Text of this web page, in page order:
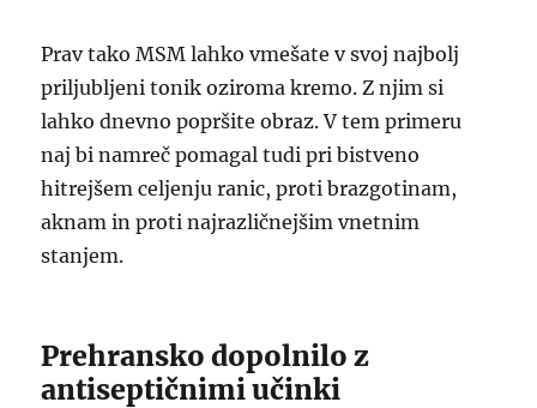
Prav tako MSM lahko vmešate v svoj najbolj
priljubljeni tonik oziroma kremo. Z njim si
lahko dnevno popršite obraz. V tem primeru
naj bi namreč pomagal tudi pri bistveno
hitrejšem celjenju ranic, proti brazgotinam,
aknam in proti najrazličnejšim vnetnim
stanjem.
Prehransko dopolnilo z
antiseptičnimi učinki